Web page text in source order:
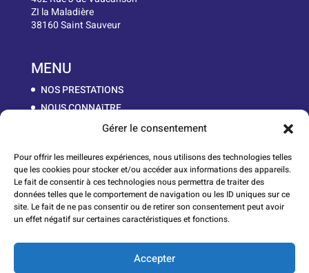
Gérer le consentement
Pour offrir les meilleures expériences, nous utilisons des technologies telles
que les cookies pour stocker et/ou accéder aux informations des appareils.
Le fait de consentir à ces technologies nous permettra de traiter des
données telles que le comportement de navigation ou les ID uniques sur ce
site. Le fait de ne pas consentir ou de retirer son consentement peut avoir
un effet négatif sur certaines caractéristiques et fonctions.
Accepter
ZI la Maladière
38160 Saint Sauveur
MENU
NOS PRESTATIONS
NOUS CONNAîTRE
WORK IN PROGRESS
CONTACT
Lauréats du Réseau Entreprendre Isère